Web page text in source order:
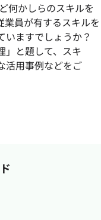
何かしらのスキルを
員が有するスキルを
いますでしょうか？
」と題して、スキ
活用事例などをご